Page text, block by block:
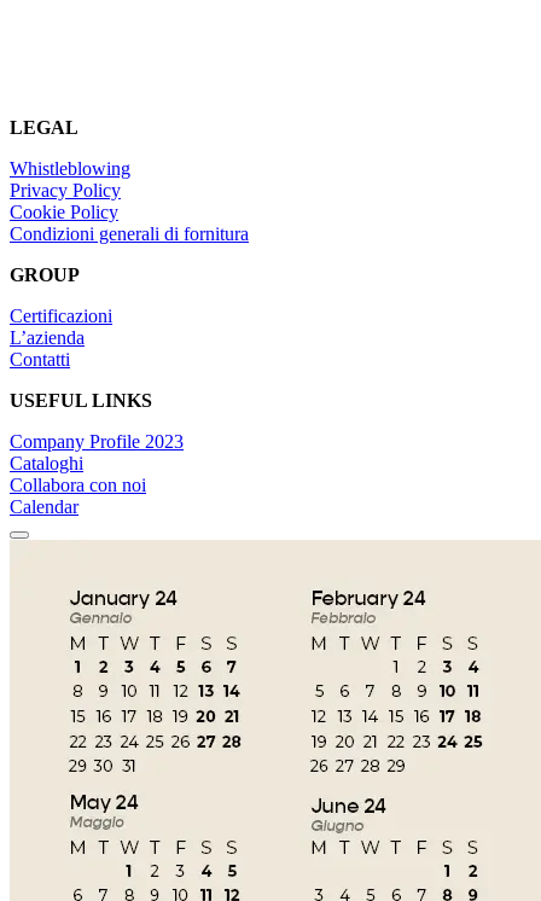
LEGAL
Whistleblowing
Privacy Policy
Cookie Policy
Condizioni generali di fornitura
GROUP
Certificazioni
L’azienda
Contatti
USEFUL LINKS
Company Profile 2023
Cataloghi
Collabora con noi
Calendar